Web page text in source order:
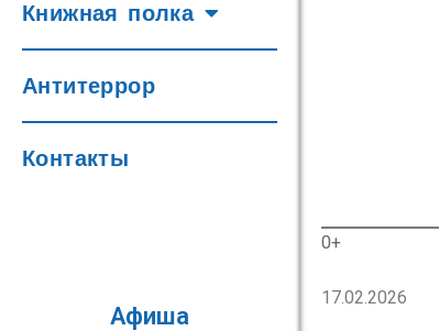
Книжная полка
Антитеррор
Контакты
Афиша
0+
17.02.2026